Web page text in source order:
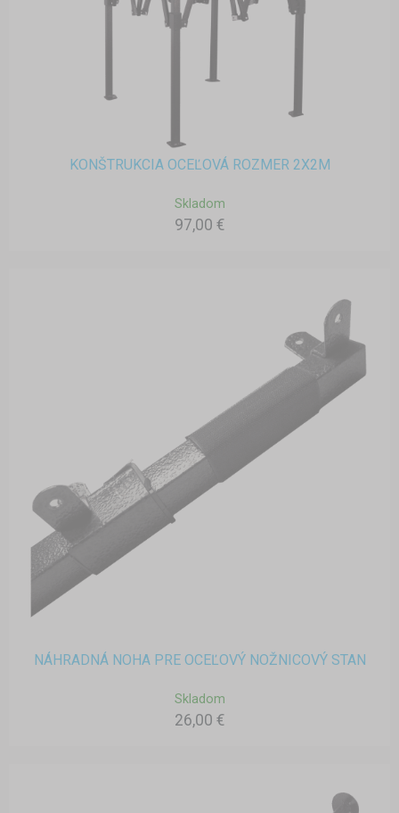
KONŠTRUKCIA OCEĽOVÁ ROZMER 2X2M
Skladom
97,00 €
NÁHRADNÁ NOHA PRE OCEĽOVÝ NOŽNICOVÝ STAN
Skladom
26,00 €